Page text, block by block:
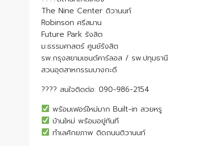
The Nine Center ติวานนท์
Robinson ศรีสมาน
Future Park รังสิต
ม.ธรรมศาสตร์ ศูนย์รังสิต
รพ.กรุงสยามเซนต์คาร์ลอส / รพ.ปทุมธานี
สวนอุตสาหกรรมบางกะดี
???? สนใจติดต่อ: 090-986-2154
พร้อมเฟอร์ใหม่มาก Built-in สวยหรู
บ้านใหม่ พร้อมอยู่ทันที
ทำเลศักยภาพ ติดถนนติวานนท์